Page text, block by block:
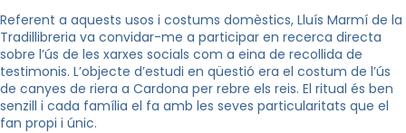
Referent a aquests usos i costums domèstics, Lluís Marmí de la
Tradillibreria va convidar-me a participar en recerca directa
sobre l’ús de les xarxes socials com a eina de recollida de
testimonis. L’objecte d’estudi en qüestió era el costum de l’ús
de canyes de riera a Cardona per rebre els reis. El ritual és ben
senzill i cada família el fa amb les seves particularitats que el
fan propi i únic.